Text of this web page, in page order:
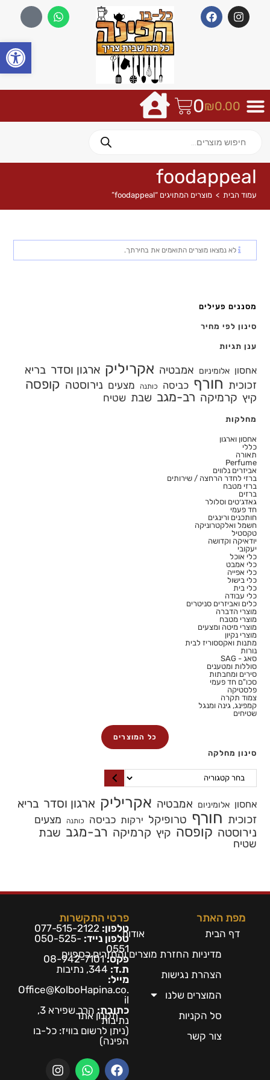
₪0.00
0
foodappeal
עמוד הבית > מוצרים המתויגים “foodappeal”
לא נמצאו מוצרים התואמים את בחירתך.
מסננים פעילים
סינון לפי מחיר
ענן תגיות
אחסון אלומיניום אמבטיה אקריליק ארגון וסדר בריא
זכוכית חורף כביסה כותנה מצעים נירוסטה קופסה
קיץ קרמיקה רב-מגב שבת שטיח
מחלקות
אחסון וארגון
כללי
תאורה
Perfume
אביזרים נלווים
ברזי לחדר הרחצה / שירותים
ברזי מטבח
ברזים
גאדג׳טים וסלולר
חד פעמי
חותכנים ורינגים
חשמל ואלקטרוניקה
טקסטיל
יודאיקה וקדושה
יעקובי
כלי אוכל
כלי אמבט
כלי אפייה
כלי בישול
כלי בית
כלי עבודה
כלים ואביזרים סניטרים
מוצרי הדברה
מוצרי מטבח
מוצרי מיטה ומצעים
מוצרי נקיון
מתנות ואקססוריז לבית
נורות
סאג - SAG
סוללות ומטענים
סירים ומחבתות
סכו"ם חד פעמי
פלסטיקה
צמוד תקרה
קמפינג, גינה ומנגל
שטיחים
כל המוצרים
סינון מחלקה
אחסון אלומיניום אמבטיה אקריליק ארגון וסדר בריא
זכוכית חורף טרופיקל ירקות כביסה כותנה מצעים
נירוסטה קופסה קיץ קרמיקה רב-מגב שבת
שטיח
מפת האתר
דף הבית
אודות
מדיניות החזרת מוצרים והחזרים כספיים
הצהרת נגישות
המוצרים שלנו
סל הקניות
תקנון אתר
צור קשר
פרטי התקשרות
טלפון: 077-515-2122
טלפון נייד: 050-525-
0551
פקס:08-942-7101
ת.ד:
מייל:
Office@KolboHapina.co.
il
כתובת:
הרב שפירא 3,
נתיבות
(ניתן לרשום בוויז: כל-בו
הפינה)